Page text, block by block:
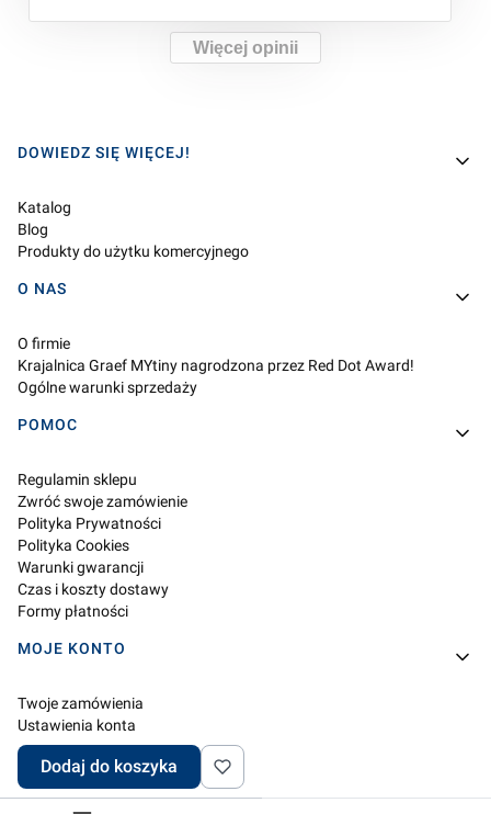
Więcej opinii
Linki w stopce
DOWIEDZ SIĘ WIĘCEJ!
Katalog
Blog
Produkty do użytku komercyjnego
O NAS
O firmie
Krajalnica Graef MYtiny nagrodzona przez Red Dot Award!
Ogólne warunki sprzedaży
POMOC
Regulamin sklepu
Zwróć swoje zamówienie
Polityka Prywatności
Polityka Cookies
Warunki gwarancji
Czas i koszty dostawy
Formy płatności
MOJE KONTO
Twoje zamówienia
Ustawienia konta
Przechowalnia
Ustawienia plików cookies
Dodaj do koszyka